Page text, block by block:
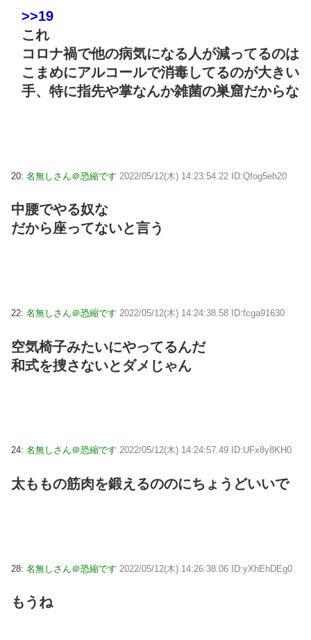
>>19
これ
コロナ禍で他の病気になる人が減ってるのは
こまめにアルコールで消毒してるのが大きい
手、特に指先や掌なんか雑菌の巣窟だからな
20: 名無しさん＠恐縮です 2022/05/12(木) 14:23:54.22 ID:Qfog5eh20
中腰でやる奴な
だから座ってないと言う
22: 名無しさん＠恐縮です 2022/05/12(木) 14:24:38.58 ID:fcga91630
空気椅子みたいにやってるんだ
和式を捜さないとダメじゃん
24: 名無しさん＠恐縮です 2022/05/12(木) 14:24:57.49 ID:UFx8y8KH0
太ももの筋肉を鍛えるののにちょうどいいで
28: 名無しさん＠恐縮です 2022/05/12(木) 14:26:38.06 ID:yXhEhDEg0
もうね